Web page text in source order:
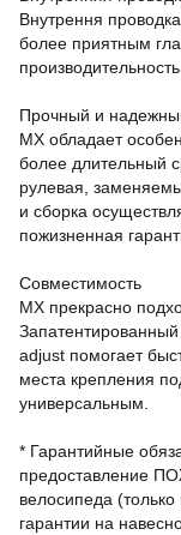
Внутрення
более приятным
Прочный и
MX обладает
более длительный
рулевая,
и сборка
пожизненная
Совместимость
MX прекрасно
adjust помогает
места крепления
универсальным.
* Гарантийные
предоставление
велосипеда
гарантии на